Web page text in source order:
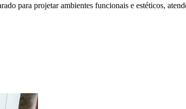
para projetar ambientes funcionais e estéticos,